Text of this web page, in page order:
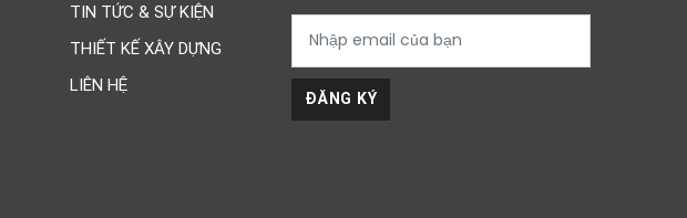
TIN TỨC & SỰ KIỆN
THIẾT KẾ XÂY DỰNG
LIÊN HỆ
ĐĂNG KÝ